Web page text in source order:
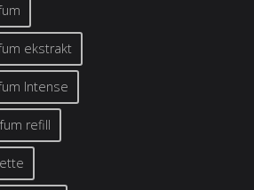
ekstrakt
Intense
refill